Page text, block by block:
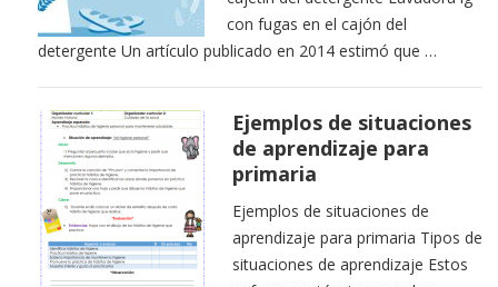
con fugas en el cajón del
detergente Un artículo publicado en 2014 estimó que …
Ejemplos de situaciones
de aprendizaje para
primaria
Ejemplos de situaciones de
aprendizaje para primaria Tipos de
situaciones de aprendizaje Estos